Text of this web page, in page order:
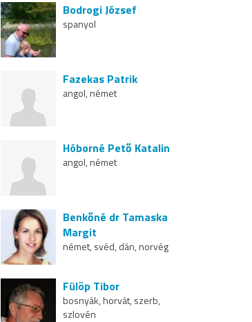
Bodrogi József
spanyol
Fazekas Patrik
angol, német
Hóborné Pető Katalin
angol, német
Benkőné dr Tamaska
Margit
német, svéd, dán, norvég
Fülöp Tibor
bosnyák, horvát, szerb,
szlovén